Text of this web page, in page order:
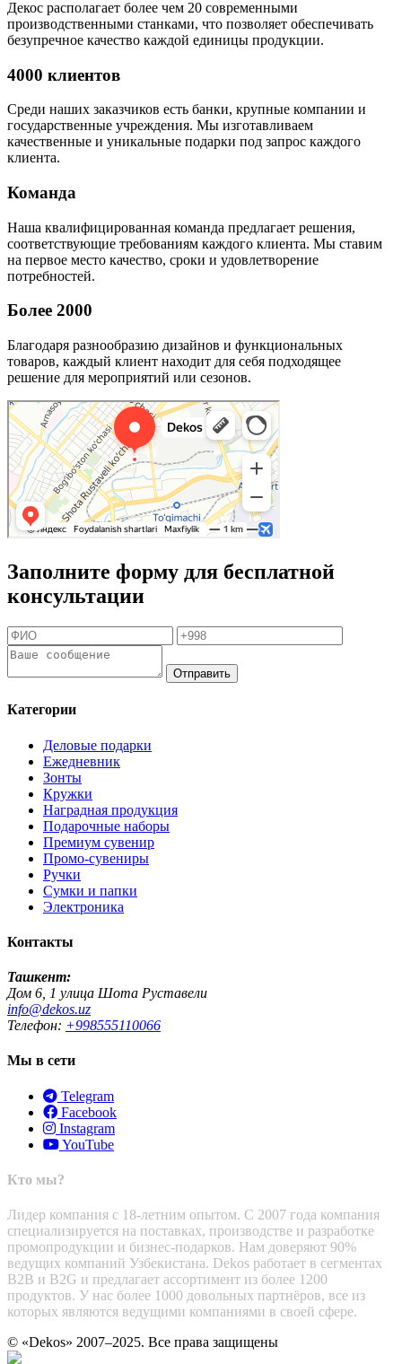
Декос располагает более чем 20 современными
производственными станками, что позволяет обеспечивать
безупречное качество каждой единицы продукции.
4000 клиентов
Среди наших заказчиков есть банки, крупные компании и
государственные учреждения. Мы изготавливаем
качественные и уникальные подарки под запрос каждого
клиента.
Команда
Наша квалифицированная команда предлагает решения,
соответствующие требованиям каждого клиента. Мы ставим
на первое место качество, сроки и удовлетворение
потребностей.
Более 2000
Благодаря разнообразию дизайнов и функциональных
товаров, каждый клиент находит для себя подходящее
решение для мероприятий или сезонов.
Заполните форму для бесплатной
консультации
Отправить
Категории
Деловые подарки
Ежедневник
Зонты
Кружки
Наградная продукция
Подарочные наборы
Премиум сувенир
Промо-сувениры
Ручки
Сумки и папки
Электроника
Контакты
Ташкент:
Дом 6, 1 улица Шота Руставели
info@dekos.uz
Телефон: +998555110066
Мы в сети
Telegram
Facebook
Instagram
YouTube
Кто мы?
Лидер компания с 18-летним опытом. С 2007 года компания
специализируется на поставках, производстве и разработке
промопродукции и бизнес-подарков. Нам доверяют 90%
ведущих компаний Узбекистана. Dekos работает в сегментах
B2B и B2G и предлагает ассортимент из более 1200
продуктов. У нас более 1000 довольных партнёров, все из
которых являются ведущими компаниями в своей сфере.
© «Dekos» 2007–2025. Все права защищены